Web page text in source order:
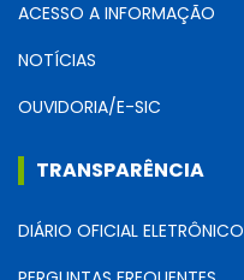
ACESSO A INFORMAÇÃO
NOTÍCIAS
OUVIDORIA/E-SIC
TRANSPARÊNCIA
DIÁRIO OFICIAL ELETRÔNICO